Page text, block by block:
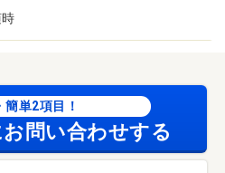
簡単2項目！
問い合わせする